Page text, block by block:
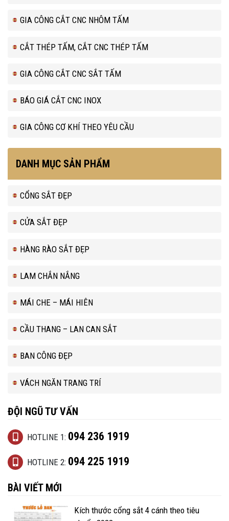
GIA CÔNG CẮT CNC NHÔM TẤM
CẮT THÉP TẤM, CẮT CNC THÉP TẤM
GIA CÔNG CẮT CNC SẮT TẤM
BÁO GIÁ CẮT CNC INOX
GIA CÔNG CƠ KHÍ THEO YÊU CẦU
DANH MỤC SẢN PHẨM
CỔNG SẮT ĐẸP
CỬA SẮT ĐẸP
HÀNG RÀO SẮT ĐẸP
LAM CHẮN NẮNG
MÁI CHE – MÁI HIÊN
CẦU THANG – LAN CAN SẮT
BAN CÔNG ĐẸP
VÁCH NGĂN TRANG TRÍ
ĐỘI NGŨ TƯ VẤN
HOTLINE 1: 094 236 1919
HOTLINE 2: 094 225 1919
BÀI VIẾT MỚI
Kích thước cổng sắt 4 cánh theo tiêu